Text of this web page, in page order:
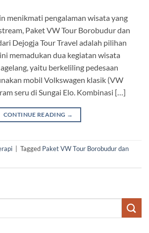
menikmati pengalaman wisata yang
Paket VW Tour Borobudur dan
Dejogja Tour Travel adalah pilihan
memadukan dua kegiatan wisata
yaitu berkeliling pedesaan
mobil Volkswagen klasik (VW
seru di Sungai Elo. Kombinasi […]
CONTINUE READING →
Tagged Paket VW Tour Borobudur dan